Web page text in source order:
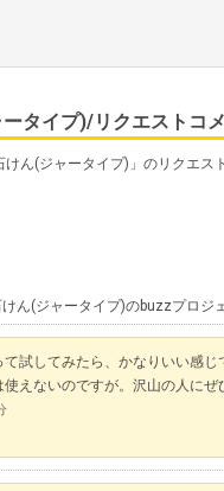
タイプ)/リクエストコ
ん(ジャータイプ)」のリクエス
ん(ジャータイプ)のbuzzプロジ
て試してみたら、かなりいい感
えないのですが。沢山の人に